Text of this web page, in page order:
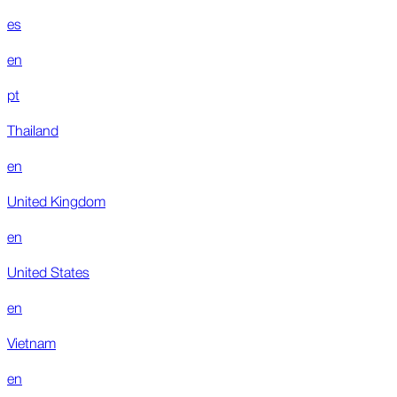
es
en
pt
Thailand
en
United Kingdom
en
United States
en
Vietnam
en